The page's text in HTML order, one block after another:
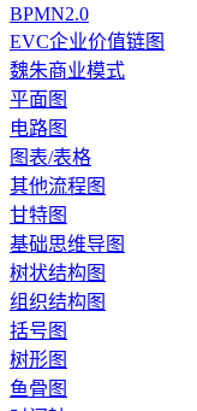
BPMN2.0
EVC企业价值链图
魏朱商业模式
平面图
电路图
图表/表格
其他流程图
甘特图
基础思维导图
树状结构图
组织结构图
括号图
树形图
鱼骨图